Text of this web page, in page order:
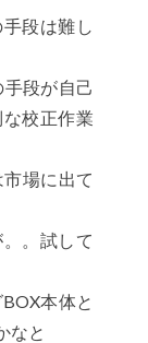
段は難し
段が自己
校正作業
場に出て
。試して
本体と
なと